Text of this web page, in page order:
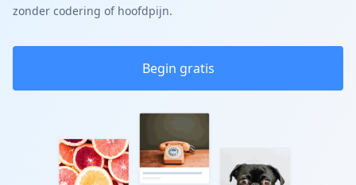
zonder codering of hoofdpijn.
Begin gratis